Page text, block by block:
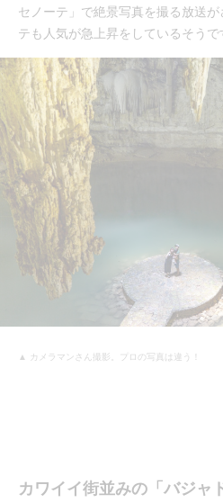
セノーテ」で絶景写真を撮る放送
テも人気が急上昇をしているそうで
▲ カメラマンさん撮影。プロの写真は違う！
カワイイ街並みの「バジャ